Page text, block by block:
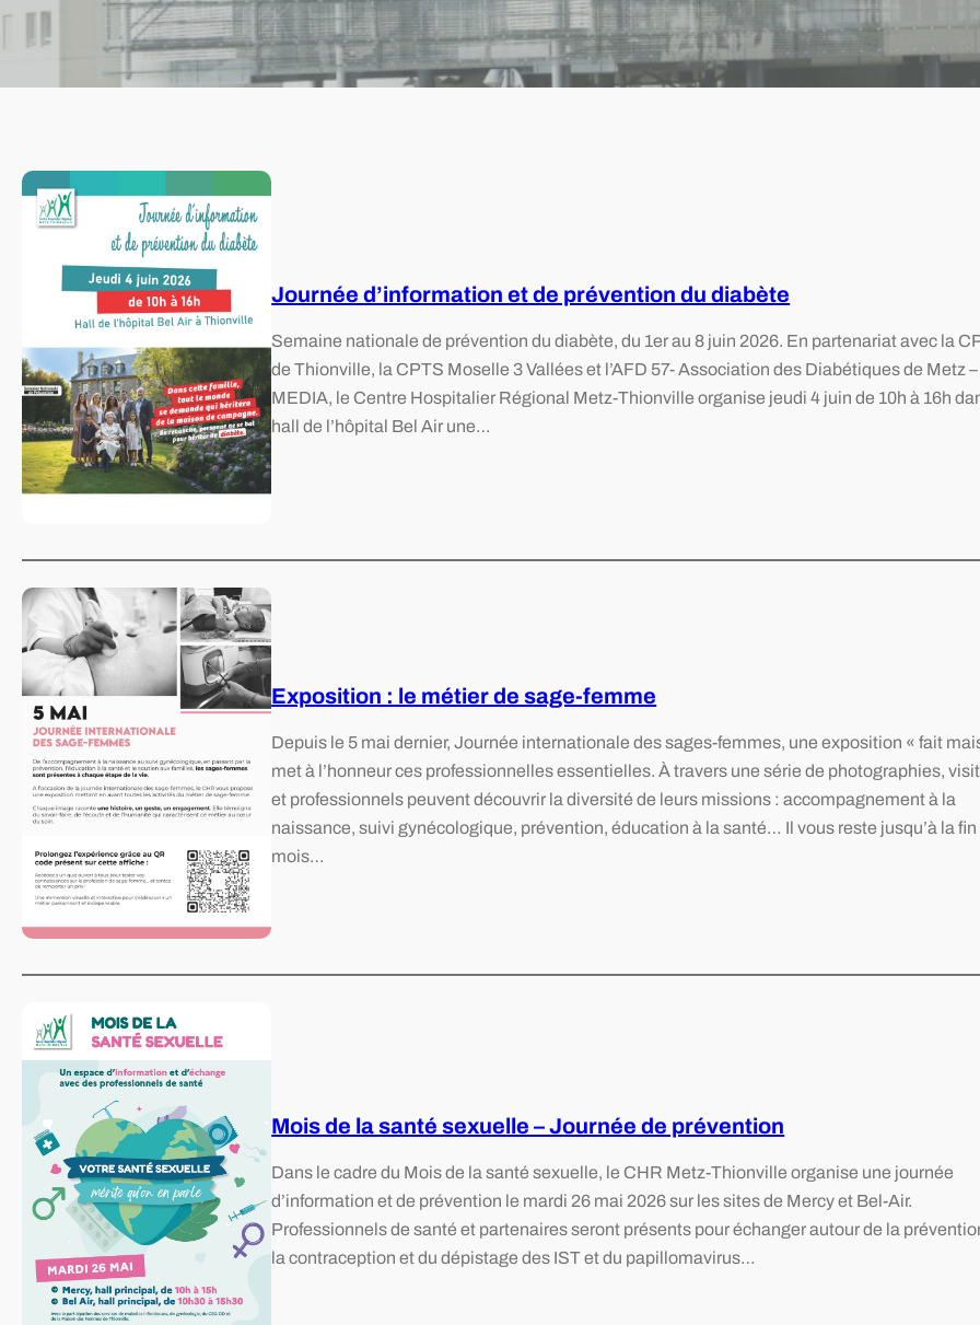
Journée d’information et de prévention du diabète
Semaine nationale de prévention du diabète, du 1er au 8 juin 2026. En partenariat avec la
de Thionville, la CPTS Moselle 3 Vallées et l’AFD 57- Association des Diabétiques de Metz –
MEDIA, le Centre Hospitalier Régional Metz-Thionville organise jeudi 4 juin de 10h à 16h
hall de l’hôpital Bel Air une…
Exposition : le métier de sage-femme
Depuis le 5 mai dernier, Journée internationale des sages-femmes, une exposition « fait
met à l’honneur ces professionnelles essentielles. À travers une série de photographies,
et professionnels peuvent découvrir la diversité de leurs missions : accompagnement à la
naissance, suivi gynécologique, prévention, éducation à la santé… Il vous reste jusqu’à la fin
mois…
Mois de la santé sexuelle – Journée de prévention
Dans le cadre du Mois de la santé sexuelle, le CHR Metz-Thionville organise une journée
d’information et de prévention le mardi 26 mai 2026 sur les sites de Mercy et Bel-Air.
Professionnels de santé et partenaires seront présents pour échanger autour de la
la contraception et du dépistage des IST et du papillomavirus…